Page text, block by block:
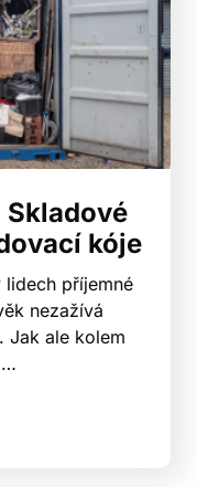
kóje
příjemné
nezažívá
Jak ale kolem